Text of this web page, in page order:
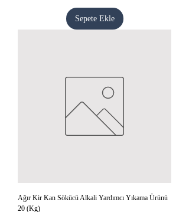
Sepete Ekle
Ağır Kir Kan Sökücü Alkali Yardımcı Yıkama Ürünü
20 (Kg)